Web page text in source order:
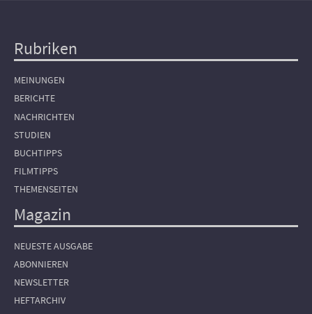
Hauptnavigation
Rubriken
MEINUNGEN
BERICHTE
NACHRICHTEN
STUDIEN
BUCHTIPPS
FILMTIPPS
THEMENSEITEN
Magazin
NEUESTE AUSGABE
ABONNIEREN
NEWSLETTER
HEFTARCHIV